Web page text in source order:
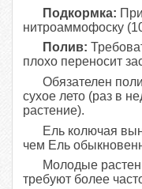
Подкормка:
нитроаммофоску
Полив:
плохо переносит
Обязателен
сухое лето (раз в
растение).
Ель колючая
чем Ель
Молодые
требуют более